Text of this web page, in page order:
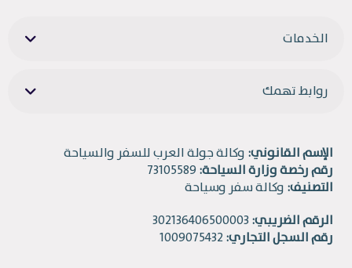
الخدمات
روابط تهمك
الإسم القانوني: وكالة جولة العرب للسفر والسياحة
رقم رخصة وزارة السياحة:
التصنيف: وكالة سفر وسياحة
الرقم الضريبي:
رقم السجل التجاري: